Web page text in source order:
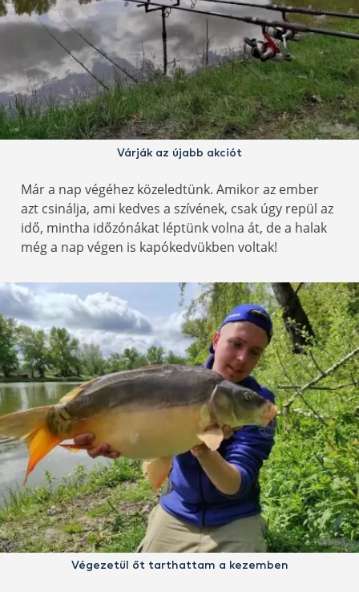
Várják az újabb akciót
Már a nap végéhez közeledtünk. Amikor az ember
azt csinálja, ami kedves a szívének, csak úgy repül az
idő, mintha időzónákat léptünk volna át, de a halak
még a nap végen is kapókedvükben voltak!
Végezetül őt tarthattam a kezemben